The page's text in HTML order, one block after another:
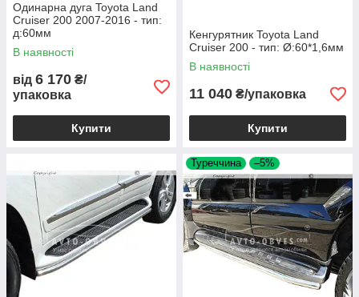
Одинарна дуга Toyota Land
Cruiser 200 2007-2016 - тип:
д:60мм
В наявності
від 6 170 ₴/
упаковка
Купити
Кенгурятник Toyota Land
Cruiser 200 - тип: Ø:60*1,6мм
В наявності
11 040 ₴/упаковка
Купити
Туреччина –5%